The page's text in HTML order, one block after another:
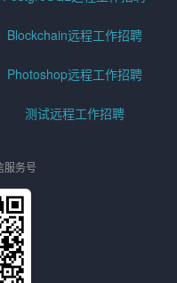
Blockchain远程工作招聘
Photoshop远程工作招聘
测试远程工作招聘
服务号